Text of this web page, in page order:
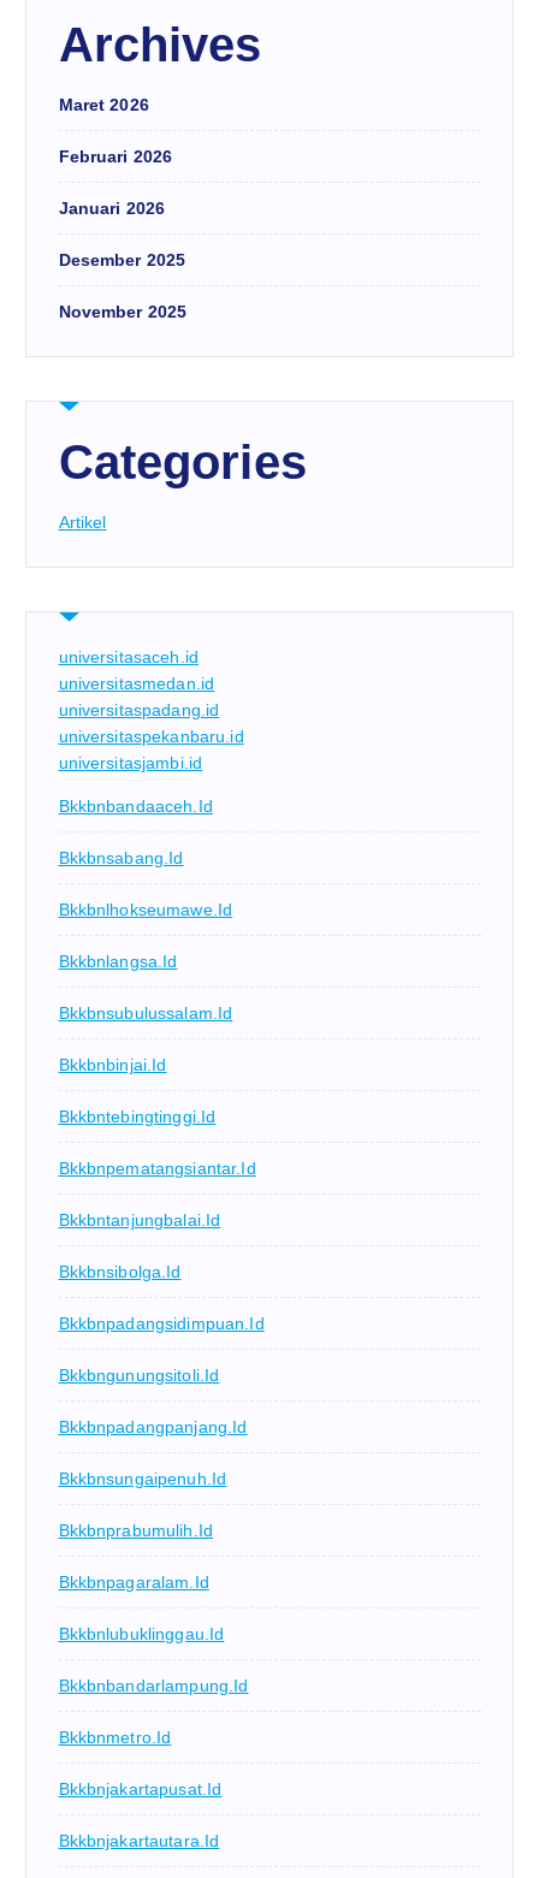
Archives
Maret 2026
Februari 2026
Januari 2026
Desember 2025
November 2025
Categories
Artikel
universitasaceh.id
universitasmedan.id
universitaspadang.id
universitaspekanbaru.id
universitasjambi.id
Bkkbnbandaaceh.id
Bkkbnsabang.id
Bkkbnlhokseumawe.id
Bkkbnlangsa.id
Bkkbnsubulussalam.id
Bkkbnbinjai.id
Bkkbntebingtinggi.id
Bkkbnpematangsiantar.id
Bkkbntanjungbalai.id
Bkkbnsibolga.id
Bkkbnpadangsidimpuan.id
Bkkbngunungsitoli.id
Bkkbnpadangpanjang.id
Bkkbnsungaipenuh.id
Bkkbnprabumulih.id
Bkkbnpagaralam.id
Bkkbnlubuklinggau.id
Bkkbnbandarlampung.id
Bkkbnmetro.id
Bkkbnjakartapusat.id
Bkkbnjakartautara.id